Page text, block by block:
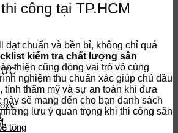
tông
công tại TP.HCM
đạt chuẩn và bền bỉ, không chỉ quá
kiểm tra chất lượng sân
thiện cũng đóng vai trò vô cùng
nghiệm thu chuẩn xác giúp chủ đầu
tính thẩm mỹ và sự an toàn khi đưa
sẽ mang đến cho bạn danh sách
lưu ý quan trọng khi thi công sân